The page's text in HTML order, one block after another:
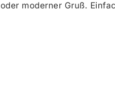
moderner Gruß.